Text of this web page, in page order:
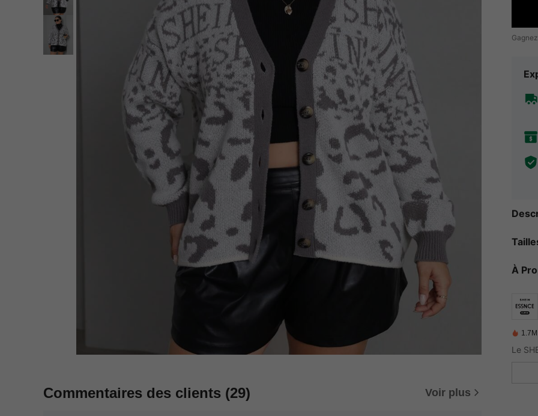
Commentaires des clients (29) Voir plus
À